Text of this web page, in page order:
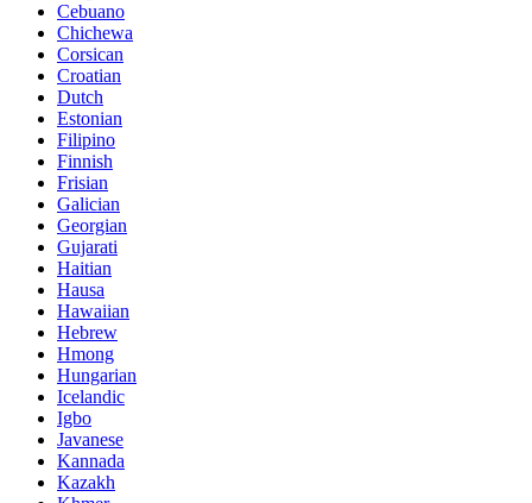
Cebuano
Chichewa
Corsican
Croatian
Dutch
Estonian
Filipino
Finnish
Frisian
Galician
Georgian
Gujarati
Haitian
Hausa
Hawaiian
Hebrew
Hmong
Hungarian
Icelandic
Igbo
Javanese
Kannada
Kazakh